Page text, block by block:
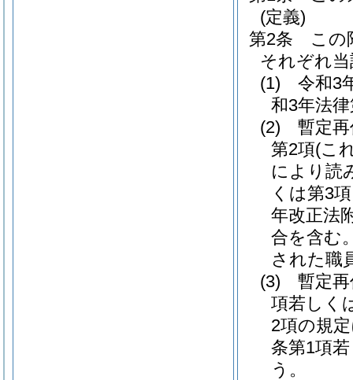
(定義)
第2条
この
それぞれ
(1)
令和3
和3年法
(2)
暫定
第2項(こ
により読
くは第3
年改正法
合を含む
された職
(3)
暫定
項若しく
2項の規
条第1項
う。